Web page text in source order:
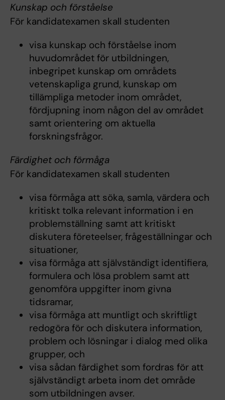
Kunskap och förståelse
För kandidatexamen skall studenten
visa kunskap och förståelse inom
huvudområdet för utbildningen,
inbegripet kunskap om områdets
vetenskapliga grund, kunskap om
tillämpliga metoder inom området,
fördjupning inom någon del av området
samt orientering om aktuella
forskningsfrågor.
Färdighet och förmåga
För kandidatexamen skall studenten
visa förmåga att söka, samla, värdera och
kritiskt tolka relevant information i en
problemställning samt att kritiskt
diskutera företeelser, frågeställningar och
situationer,
visa förmåga att självständigt identifiera,
formulera och lösa problem samt att
genomföra uppgifter inom givna
tidsramar,
visa förmåga att muntligt och skriftligt
redogöra för och diskutera information,
problem och lösningar i dialog med olika
grupper, och
visa sådan färdighet som fordras för att
självständigt arbeta inom det område
som utbildningen avser.